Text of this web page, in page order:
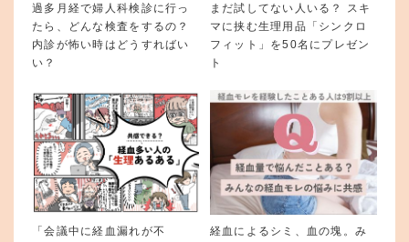
過多月経で婦人科検診に行っ
たら、どんな検査をするの？
内診が怖い時はどうすればい
い？
まだ試してない人いる？ スキ
マに挟む生理用品「シンクロ
フィット」を50名にプレゼン
ト
「会議中に経血漏れが不
経血によるシミ、血の塊。み